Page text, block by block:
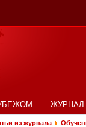
ЖУРНАЛ
из журнала